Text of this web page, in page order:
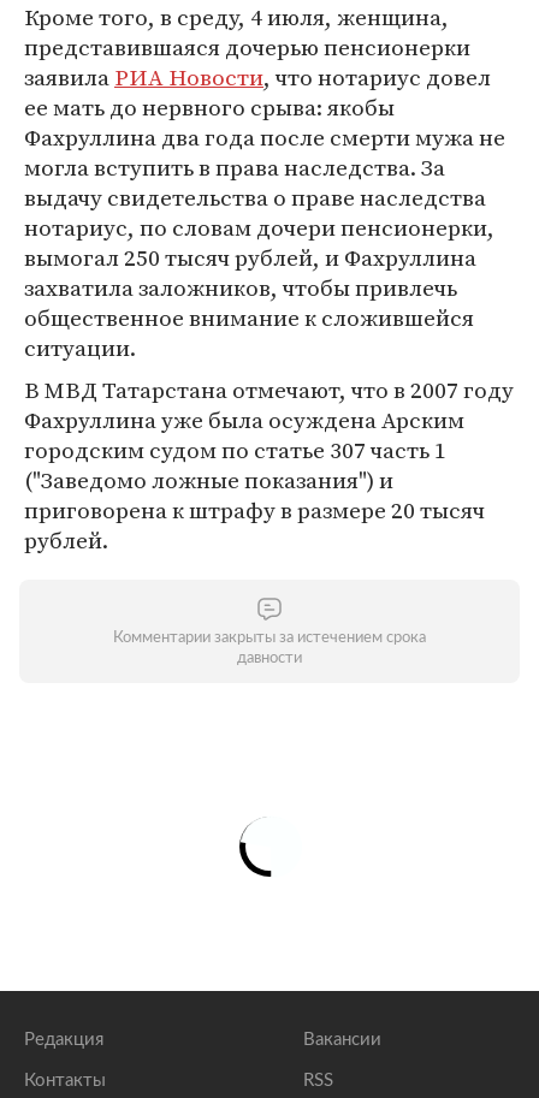
Кроме того, в среду, 4 июля, женщина,
представившаяся дочерью пенсионерки
заявилаРИА Новости, что нотариус довел
ее мать до нервного срыва: якобы
Фахруллина два года после смерти мужа не
могла вступить в права наследства. За
выдачу свидетельства о праве наследства
нотариус, по словам дочери пенсионерки,
вымогал 250 тысяч рублей, и Фахруллина
захватила заложников, чтобы привлечь
общественное внимание к сложившейся
ситуации.
В МВД Татарстана отмечают, что в 2007 году
Фахруллина уже была осуждена Арским
городским судом по статье 307 часть 1
("Заведомо ложные показания") и
приговорена к штрафу в размере 20 тысяч
рублей.
Комментарии закрыты за истечением срока
давности
Редакция
Контакты
Вакансии
RSS